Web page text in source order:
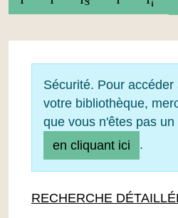
Sécurité. Pour accéder
votre bibliothèque,
que vous n'êtes pas un
en cliquant ici
.
RECHERCHE